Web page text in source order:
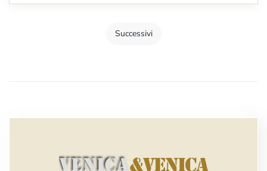
Successivi